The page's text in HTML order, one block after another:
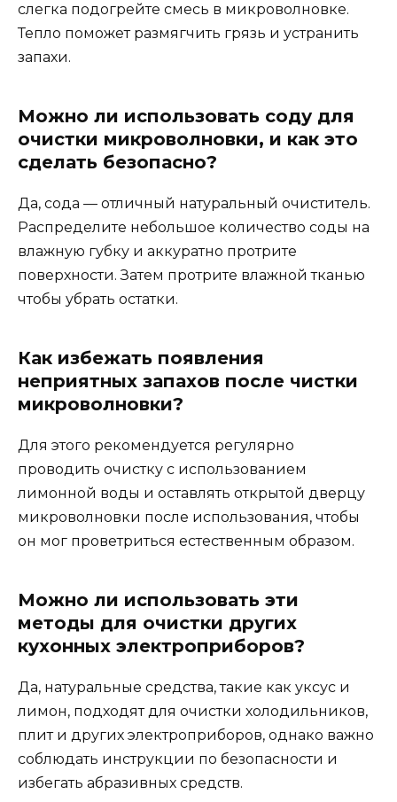
слегка подогрейте смесь в микроволновке.
Тепло поможет размягчить грязь и устранить
запахи.
Можно ли использовать соду для
очистки микроволновки, и как это
сделать безопасно?
Да, сода — отличный натуральный очиститель.
Распределите небольшое количество соды на
влажную губку и аккуратно протрите
поверхности. Затем протрите влажной тканью
чтобы убрать остатки.
Как избежать появления
неприятных запахов после чистки
микроволновки?
Для этого рекомендуется регулярно
проводить очистку с использованием
лимонной воды и оставлять открытой дверцу
микроволновки после использования, чтобы
он мог проветриться естественным образом.
Можно ли использовать эти
методы для очистки других
кухонных электроприборов?
Да, натуральные средства, такие как уксус и
лимон, подходят для очистки холодильников,
плит и других электроприборов, однако важно
соблюдать инструкции по безопасности и
избегать абразивных средств.